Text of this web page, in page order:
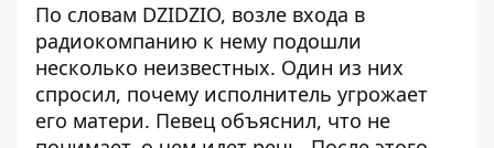
По словам DZIDZIO, возле входа в
радиокомпанию к нему подошли
несколько неизвестных. Один из них
спросил, почему исполнитель угрожает
его матери. Певец объяснил, что не